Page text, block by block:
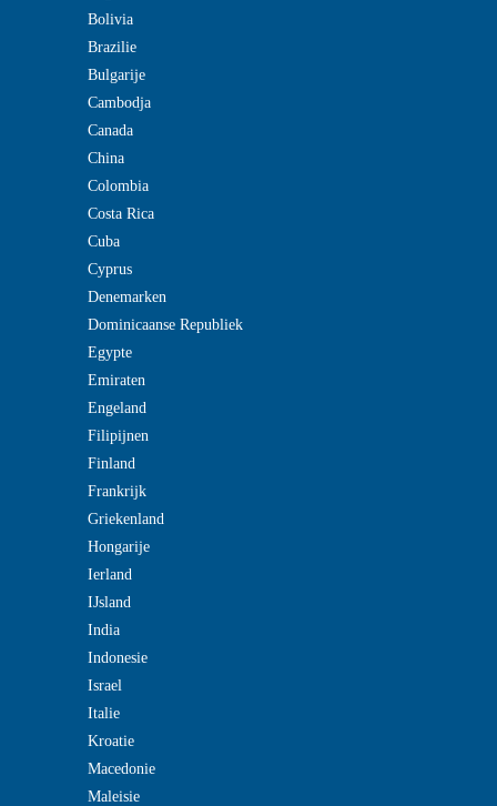
Bolivia
Brazilie
Bulgarije
Cambodja
Canada
China
Colombia
Costa Rica
Cuba
Cyprus
Denemarken
Dominicaanse Republiek
Egypte
Emiraten
Engeland
Filipijnen
Finland
Frankrijk
Griekenland
Hongarije
Ierland
IJsland
India
Indonesie
Israel
Italie
Kroatie
Macedonie
Maleisie